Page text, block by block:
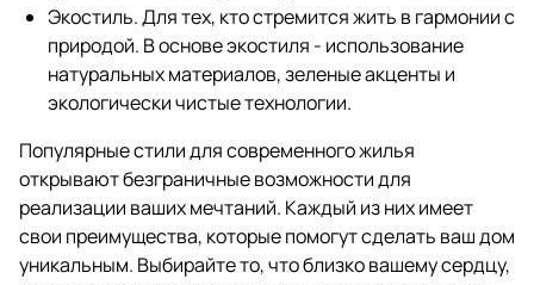
Экостиль. Для тех, кто стремится жить в гармонии с
природой. В основе экостиля - использование
натуральных материалов, зеленые акценты и
экологически чистые технологии.
Популярные стили для современного жилья
открывают безграничные возможности для
реализации ваших мечтаний. Каждый из них имеет
свои преимущества, которые помогут сделать ваш дом
уникальным. Выбирайте то, что близко вашему сердцу,